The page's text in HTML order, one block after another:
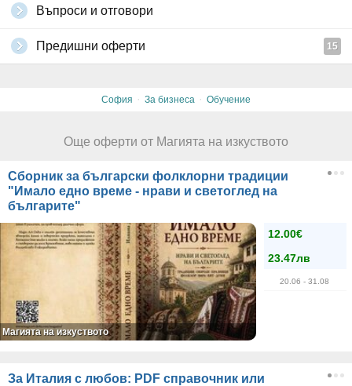
Въпроси и отговори
Предишни оферти 15
София · За бизнеса · Обучение
Още оферти от Магията на изкуството
Сборник за български фолклорни традиции
"Имало едно време - нрави и светоглед на
българите"
12.00€
23.47лв
20.06 - 31.08
Магията на изкуството
За Италия с любов: PDF справочник или